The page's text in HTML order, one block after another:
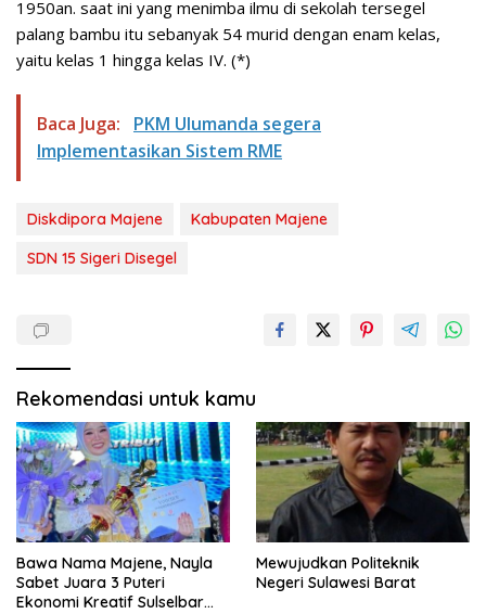
1950an. saat ini yang menimba ilmu di sekolah tersegel
palang bambu itu sebanyak 54 murid dengan enam kelas,
yaitu kelas 1 hingga kelas IV. (*)
Baca Juga:
PKM Ulumanda segera
Implementasikan Sistem RME
Diskdipora Majene
Kabupaten Majene
SDN 15 Sigeri Disegel
Rekomendasi untuk kamu
Bawa Nama Majene, Nayla
Sabet Juara 3 Puteri
Ekonomi Kreatif Sulselbar
Mewujudkan Politeknik
Negeri Sulawesi Barat